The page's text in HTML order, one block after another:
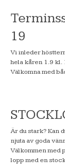
19
Vi inleder
hela kåren 1.9 kl.
Välkomna med
Är du stark? Kan
njuta av goda
Välkommen med
lopp med en